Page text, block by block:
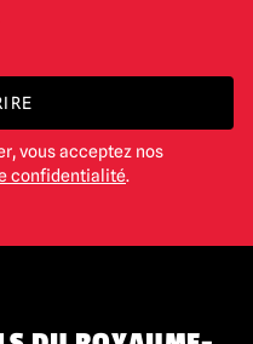
vous acceptez nos
confidentialité.